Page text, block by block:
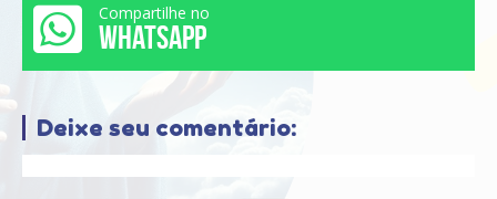
Compartilhe no
WHATSAPP
Deixe seu comentário: